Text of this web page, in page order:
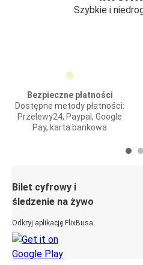
Szybkie i
Bezpieczne płatności
Dostępne metody płatności:
Przelewy24, Paypal, Google
Pay, karta bankowa
Bilet cyfrowy i
śledzenie na żywo
Odkryj aplikację FlixBusa